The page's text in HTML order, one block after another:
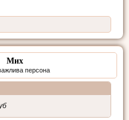
Мих
персона